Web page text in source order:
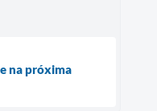
na próxima